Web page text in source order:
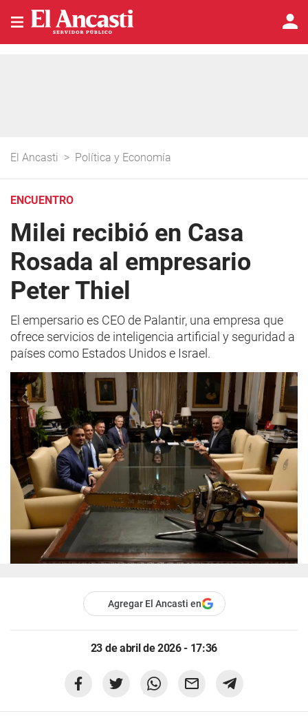
El Ancasti > Política y Economía
ENCUENTRO
Milei recibió en Casa
Rosada al empresario
Peter Thiel
El empersario es CEO de Palantir, una empresa que
ofrece servicios de inteligencia artificial y seguridad a
países como Estados Unidos e Israel.
Agregar El Ancasti en
23 de abril de 2026 - 17:36